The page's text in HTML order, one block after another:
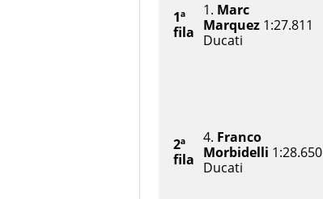
1ª
fila
1. Marc
Marquez 1:27.811
Ducati
2ª
fila
4. Franco
Morbidelli 1:28.650
Ducati